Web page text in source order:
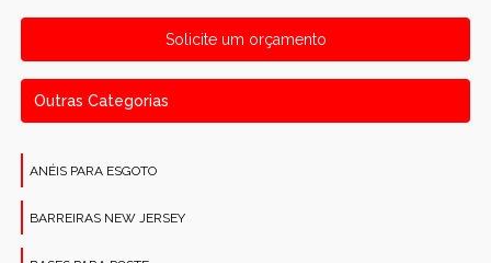
Solicite um orçamento
Outras Categorias
ANÉIS PARA ESGOTO
BARREIRAS NEW JERSEY